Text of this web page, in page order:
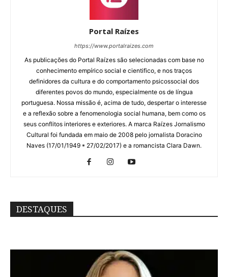
Portal Raízes
https://www.portalraizes.com
As publicações do Portal Raízes são selecionadas com base no
conhecimento empírico social e cientifico, e nos traços
definidores da cultura e do comportamento psicossocial dos
diferentes povos do mundo, especialmente os de língua
portuguesa. Nossa missão é, acima de tudo, despertar o interesse
e a reflexão sobre a fenomenologia social humana, bem como os
seus conflitos interiores e exteriores. A marca Raízes Jornalismo
Cultural foi fundada em maio de 2008 pelo jornalista Doracino
Naves (17/01/1949 * 27/02/2017) e a romancista Clara Dawn.
DESTAQUES